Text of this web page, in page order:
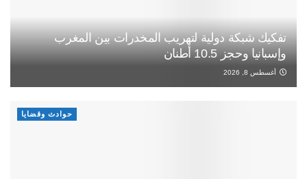
تفكيك شبكة دولية لتهريب المخدرات بين المغرب
وإسبانيا وحجز 10.5 أطنان
أغسطس 8, 2026
حوادث وقضايا